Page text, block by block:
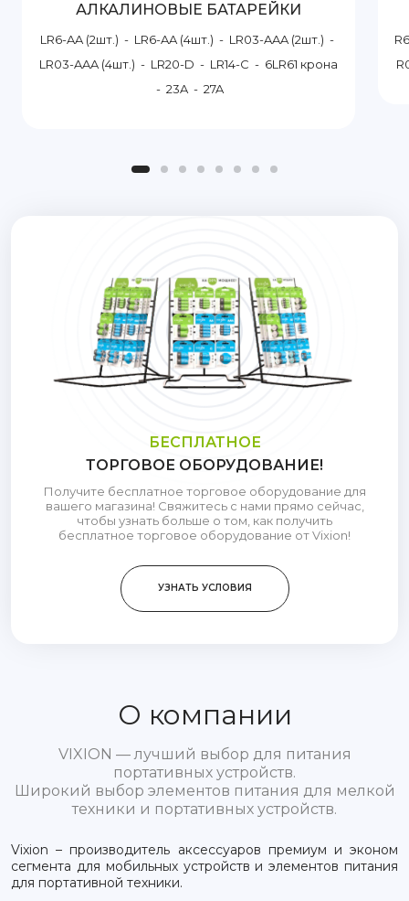
АЛКАЛИНОВЫЕ БАТАРЕЙКИ
LR6-AA (2шт.) - LR6-AA (4шт.) - LR03-AAA (2шт.) -
LR03-AAA (4шт.) - LR20-D - LR14-C - 6LR61 крона
- 23A - 27A
БЕСПЛАТНОЕ
ТОРГОВОЕ ОБОРУДОВАНИЕ!
Получите бесплатное торговое оборудование для
вашего магазина! Свяжитесь с нами прямо сейчас,
чтобы узнать больше о том, как получить
бесплатное торговое оборудование от Vixion!
УЗНАТЬ УСЛОВИЯ
О компании
VIXION — лучший выбор для питания
портативных устройств.
Широкий выбор элементов питания для мелкой
техники и портативных устройств.
Vixion – производитель аксессуаров премиум и эконом
сегмента для мобильных устройств и элементов питания
для портативной техники.